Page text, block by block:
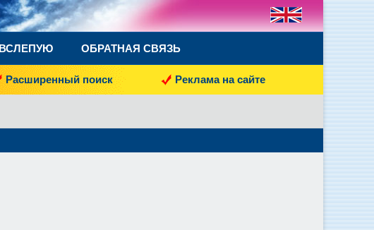
ОБРАТНАЯ СВЯЗЬ
Расширенный поиск Реклама на сайте